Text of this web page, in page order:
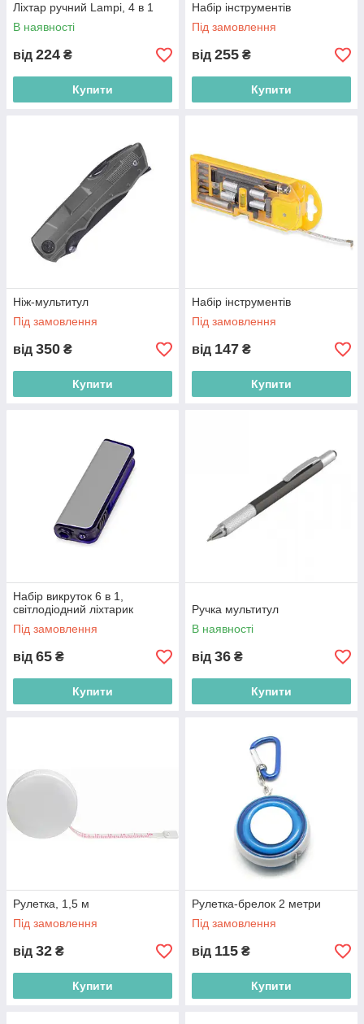
Ліхтар ручний Lampi, 4 в 1
В наявності
від 224 ₴
Купити
Набір інструментів
Під замовлення
від 255 ₴
Купити
Ніж-мультитул
Під замовлення
від 350 ₴
Купити
Набір інструментів
Під замовлення
від 147 ₴
Купити
Набір викруток 6 в 1,
світлодіодний ліхтарик
Під замовлення
від 65 ₴
Купити
Ручка мультитул
В наявності
від 36 ₴
Купити
Рулетка, 1,5 м
Під замовлення
від 32 ₴
Купити
Рулетка-брелок 2 метри
Під замовлення
від 115 ₴
Купити